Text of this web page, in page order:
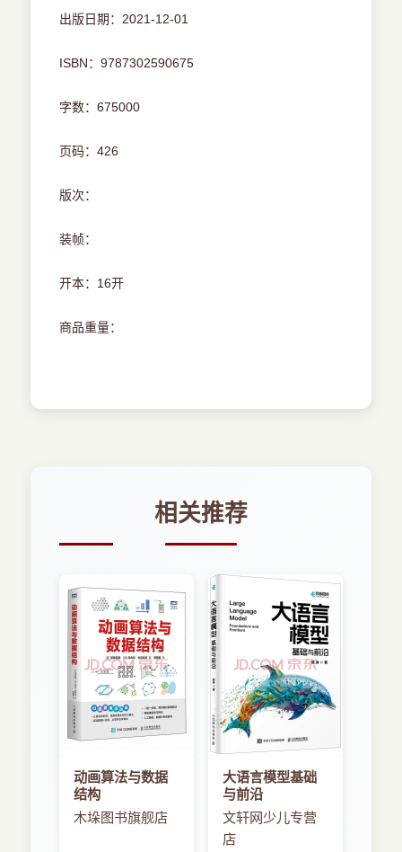
出版日期：2021-12-01
ISBN：9787302590675
字数：675000
页码：426
版次：
装帧：
开本：16开
商品重量：
相关推荐
动画算法与数据
结构
木垛图书旗舰店
大语言模型基础
与前沿
文轩网少儿专营
店